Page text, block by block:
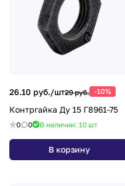
26.10 руб./шт29 руб. -10%
Контргайка Ду 15 Г8961-75
0 0 В наличии: 10 шт
В корзину